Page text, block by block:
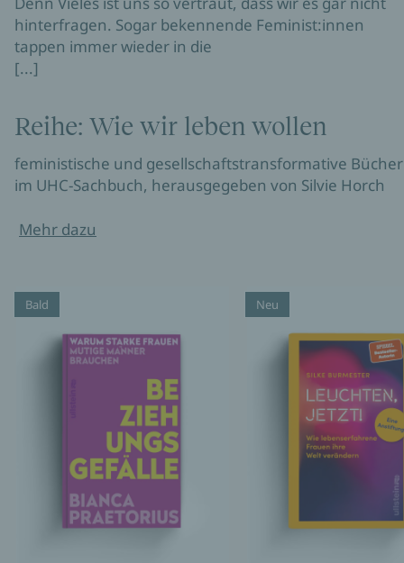
hinterfragen. Sogar bekennende Feminist:innen
tappen immer wieder in die
[...]
Reihe: Wie wir leben wollen
feministische und gesellschaftstransformative Bücher
im UHC-Sachbuch, herausgegeben von Silvie Horch
Mehr dazu
Bald Neu